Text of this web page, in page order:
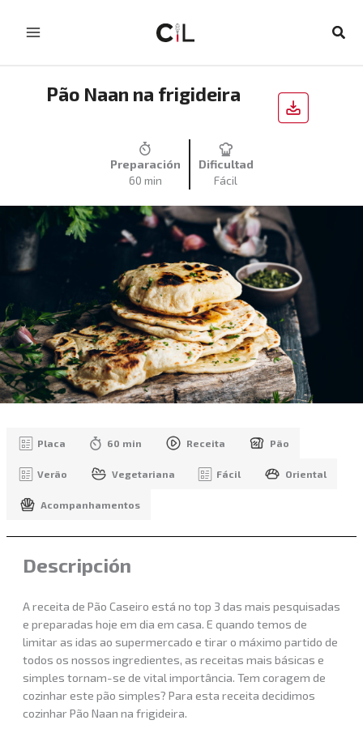
Pão Naan na frigideira
Preparación
60 min
Dificultad
Fácil
Placa 60 min Receita Pão
Verão Vegetariana Fácil Oriental
Acompanhamentos
Descripción
A receita de Pão Caseiro está no top 3 das mais pesquisadas
e preparadas hoje em dia em casa. E quando temos de
limitar as idas ao supermercado e tirar o máximo partido de
todos os nossos ingredientes, as receitas mais básicas e
simples tornam-se de vital importância. Tem coragem de
cozinhar este pão simples? Para esta receita decidimos
cozinhar Pão Naan na frigideira.